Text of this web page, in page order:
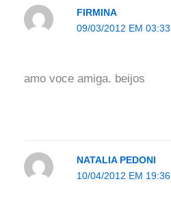
FIRMINA
09/03/2012 EM 03:33
amo voce amiga. beijos
NATALIA PEDONI
10/04/2012 EM 19:36